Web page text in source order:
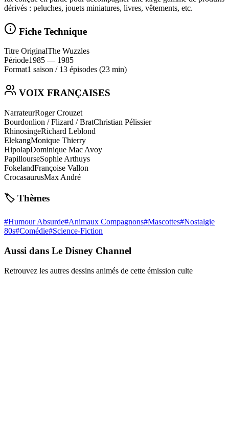
dérivés : peluches, jouets miniatures, livres, vêtements, etc.
Fiche Technique
Titre OriginalThe Wuzzles
Période1985 — 1985
Format1 saison / 13 épisodes (23 min)
VOIX FRANÇAISES
NarrateurRoger Crouzet
Bourdonlion / Flizard / BratChristian Pélissier
RhinosingeRichard Leblond
ElekangMonique Thierry
HipolapDominique Mac Avoy
PapillourseSophie Arthuys
FokelandFrançoise Vallon
CrocasaurusMax André
🏷️ Thèmes
#Humour Absurde#Animaux Compagnons#Mascottes#Nostalgie
80s#Comédie#Science-Fiction
Aussi dans Le Disney Channel
Retrouvez les autres dessins animés de cette émission culte